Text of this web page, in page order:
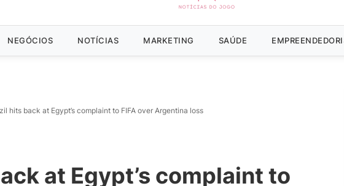
NEGÓCIOS NOTÍCIAS MARKETING SAÚDE
hits back at Egypt’s complaint to FIFA over Argentina loss
at Egypt’s complaint to